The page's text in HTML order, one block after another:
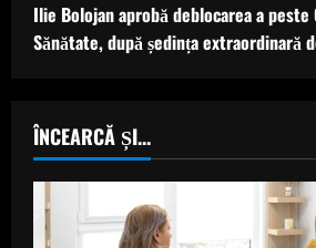
Ilie Bolojan aprobă deblocarea a
Sănătate, după ședința extraordinară
ÎNCEARCĂ ȘI...